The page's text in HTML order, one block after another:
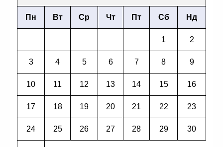
Пн Вт Ср Чт Пт Сб Нд
1 2
3 4 5 6 7 8 9
10 11 12 13 14 15 16
17 18 19 20 21 22 23
24 25 26 27 28 29 30